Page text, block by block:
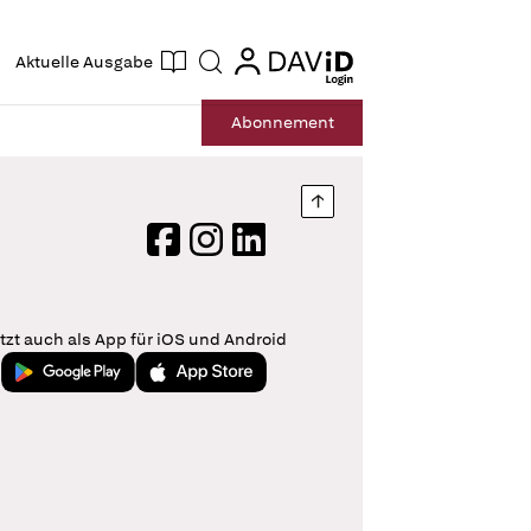
Aktuelle Ausgabe Suche login
login
Abonnement
Nach oben springen
FacebookInstagram
LinkedIn
auch als App für iOS und Android
Jetzt bei Google PlayLaden im App Store